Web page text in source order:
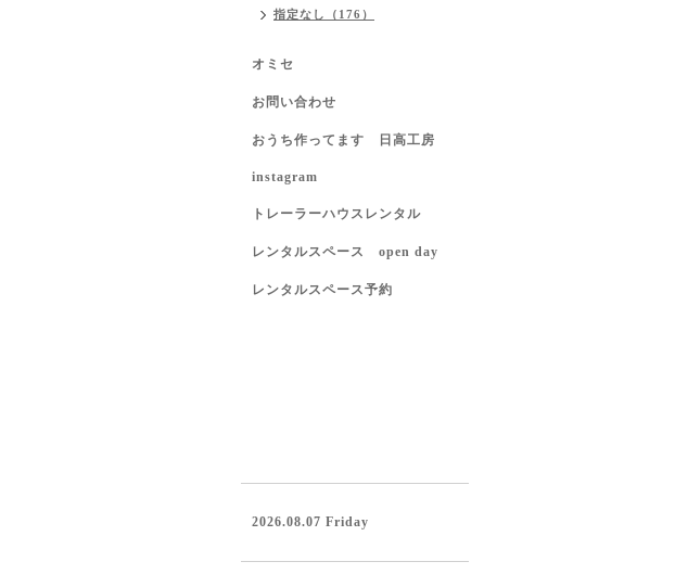
指定なし（176）
オミセ
お問い合わせ
おうち作ってます 日高工房
instagram
トレーラーハウスレンタル
レンタルスペース open day
レンタルスペース予約
2026.08.07 Friday